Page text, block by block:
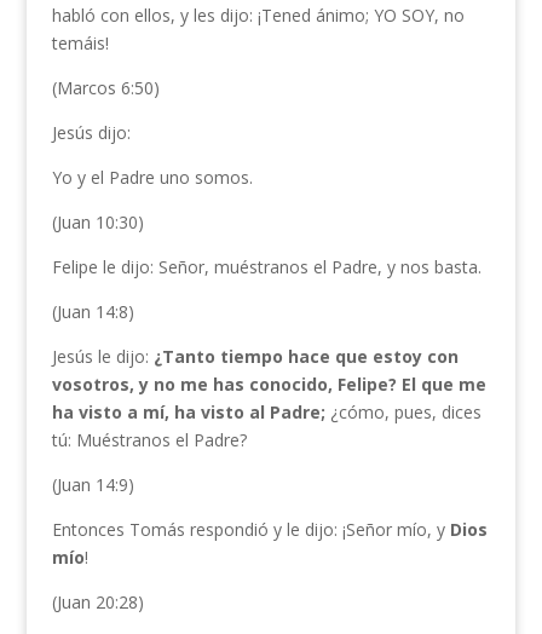
habló con ellos, y les dijo: ¡Tened ánimo; YO SOY, no
temáis!
(Marcos 6:50)
Jesús dijo:
Yo y el Padre uno somos.
(Juan 10:30)
Felipe le dijo: Señor, muéstranos el Padre, y nos basta.
(Juan 14:8)
Jesús le dijo: ¿Tanto tiempo hace que estoy con
vosotros, y no me has conocido, Felipe? El que me
ha visto a mí, ha visto al Padre; ¿cómo, pues, dices
tú: Muéstranos el Padre?
(Juan 14:9)
Entonces Tomás respondió y le dijo: ¡Señor mío, y Dios
mío!
(Juan 20:28)